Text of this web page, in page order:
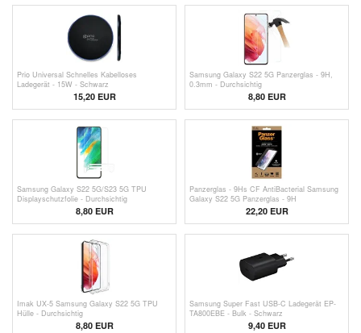
Prio Universal Schnelles Kabelloses
Ladegerät - 15W - Schwarz
15,20 EUR
Samsung Galaxy S22 5G Panzerglas - 9H,
0.3mm - Durchsichtig
8,80 EUR
Samsung Galaxy S22 5G/S23 5G TPU
Displayschutzfolie - Durchsichtig
8,80 EUR
Panzerglas - 9Hs CF AntiBacterial Samsung
Galaxy S22 5G Panzerglas - 9H
22,20 EUR
Imak UX-5 Samsung Galaxy S22 5G TPU
Hülle - Durchsichtig
8,80 EUR
Samsung Super Fast USB-C Ladegerät EP-
TA800EBE - Bulk - Schwarz
9,40EUR